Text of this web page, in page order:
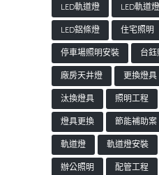
LED軌道燈
LED軌道
LED鋁條燈
住宅照明
停車場照明安裝
台
廠房天井燈
更換燈具
汰換燈具
照明工程
燈具更換
節能補助案
軌道燈
軌道燈安裝
辦公照明
配管工程